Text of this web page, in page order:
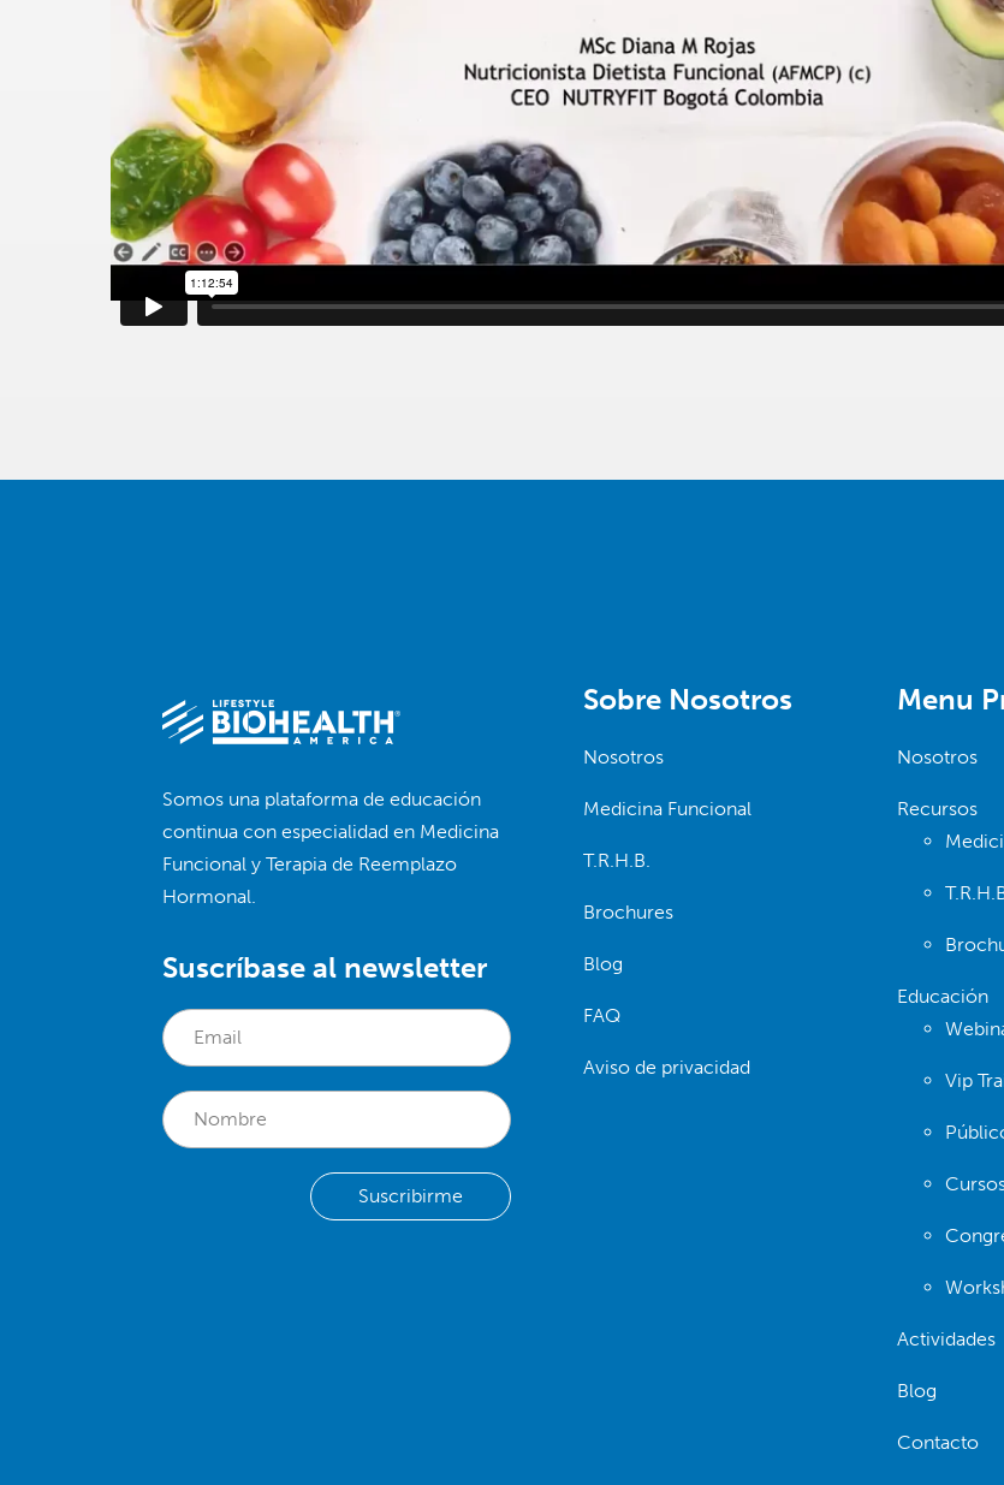
Somos una plataforma de educación
continua con especialidad en Medicina
Funcional y Terapia de Reemplazo
Hormonal.
Suscríbase al newsletter
Sobre Nosotros
Nosotros
Medicina Funcional
T.R.H.B.
Brochures
Blog
FAQ
Aviso de privacidad
Menu
Nosotros
Recursos
Educación
Vip
Actividades
Blog
Contacto